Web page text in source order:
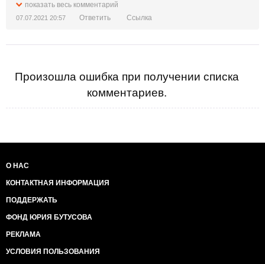
показать весь комментарий
07.07.2021 20:57 Ответить Ссылка
Произошла ошибка при получении списка
комментариев.
О НАС
КОНТАКТНАЯ ИНФОРМАЦИЯ
ПОДДЕРЖАТЬ
ФОНД ЮРИЯ БУТУСОВА
РЕКЛАМА
УСЛОВИЯ ПОЛЬЗОВАНИЯ